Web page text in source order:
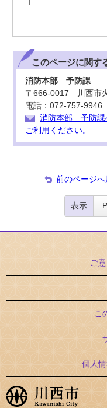
このページに関す
消防本部 予防課
〒666-0017 川西市
電話：072-757-
消防本部 予防課
ご利用ください。
前のページへ
表示
ご
こ
個人